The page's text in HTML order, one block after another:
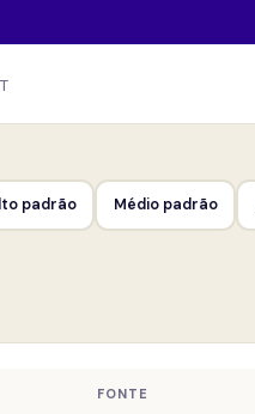
padrão Médio padrão
FONTE